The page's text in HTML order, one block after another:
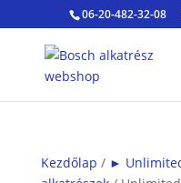
06-20-482-32-08
Kezdőlap / ►